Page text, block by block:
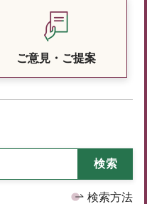
ご意見・ご提案
検索方法